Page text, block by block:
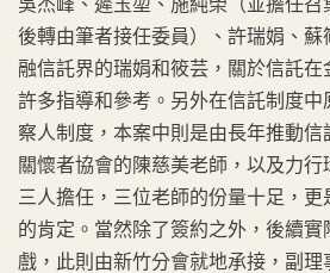
後轉由筆者接任委員）、許瑞娟、
融信託界的瑞娟和筱芸，關於信託
許多指導和參考。另外在信託制度中
察人制度，本案中則是由長年推動
關懷者協會的陳慈美老師，以及力
三人擔任，三位老師的份量十足，
的肯定。當然除了簽約之外，後續
戲，此則由新竹分會就地承接，副理